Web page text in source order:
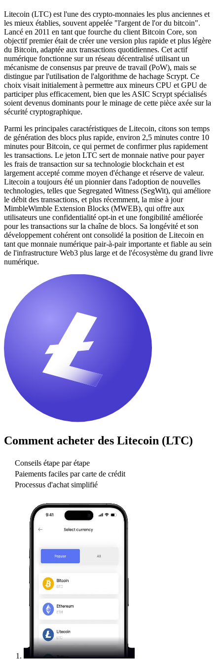
Litecoin (LTC) est l'une des crypto-monnaies les plus anciennes et
les mieux établies, souvent appelée "l'argent de l'or du bitcoin".
Lancé en 2011 en tant que fourche du client Bitcoin Core, son
objectif premier était de créer une version plus rapide et plus légère
du Bitcoin, adaptée aux transactions quotidiennes. Cet actif
numérique fonctionne sur un réseau décentralisé utilisant un
mécanisme de consensus par preuve de travail (PoW), mais se
distingue par l'utilisation de l'algorithme de hachage Scrypt. Ce
choix visait initialement à permettre aux mineurs CPU et GPU de
participer plus efficacement, bien que les ASIC Scrypt spécialisés
soient devenus dominants pour le minage de cette pièce axée sur la
sécurité cryptographique.
Parmi les principales caractéristiques de Litecoin, citons son temps
de génération des blocs plus rapide, environ 2,5 minutes contre 10
minutes pour Bitcoin, ce qui permet de confirmer plus rapidement
les transactions. Le jeton LTC sert de monnaie native pour payer
les frais de transaction sur sa technologie blockchain et est
largement accepté comme moyen d'échange et réserve de valeur.
Litecoin a toujours été un pionnier dans l'adoption de nouvelles
technologies, telles que Segregated Witness (SegWit), qui améliore
le débit des transactions, et plus récemment, la mise à jour
MimbleWimble Extension Blocks (MWEB), qui offre aux
utilisateurs une confidentialité opt-in et une fongibilité améliorée
pour les transactions sur la chaîne de blocs. Sa longévité et son
développement cohérent ont consolidé la position de Litecoin en
tant que monnaie numérique pair-à-pair importante et fiable au sein
de l'infrastructure Web3 plus large et de l'écosystème du grand livre
numérique.
Comment acheter des Litecoin (LTC)
Conseils étape par étape
Paiements faciles par carte de crédit
Processus d'achat simplifié